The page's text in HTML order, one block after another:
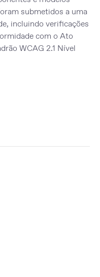
submetidos a uma
incluindo verificações
com o Ato
WCAG 2.1 Nível